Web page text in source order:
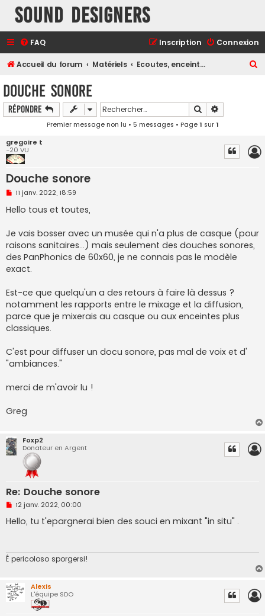
Sound Designers
FAQ Connexion
Inscription
Accueil du forum Matériels Ecoutes, enceintes, monitoring
c
Douche sonore
Répondre Rechercher
Premier message non lu • 5 messages • Page1 sur1
gregoire t
-20 VU
Douche sonore
M
s
s
g
e
n
o
n
l
11 janv. 2022, 18:59
Hello tous et toutes,
Je vais bosser avec un musée qui n'a plus de casque (pour
raisons sanitaires...) mais seulement des douches sonores,
des PanPhonics de 60x60, je ne connais pas le modèle
exact.
Est-ce que quelqu'un a des retours à faire là dessus ?
notamment les rapports entre le mixage et la diffusion,
parce que je mixerais au casque ou aux enceintes plus
classiques.
C'est pour diffuser un docu sonore, pas mal de voix et d'
"ambiances."
merci de m'avoir lu !
Greg
Foxp2
Donateur en Argent
Re: Douche sonore
M
s
s
e
n
u
12 janv. 2022, 00:00
Hello, tu t'epargnerai bien des souci en mixant "in situ" .
Ê pericoloso sporgersi!
Alexis
L'équipe SDO